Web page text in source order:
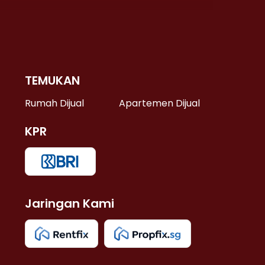
TEMUKAN
Rumah Dijual Apartemen Dijual
KPR
Jaringan Kami